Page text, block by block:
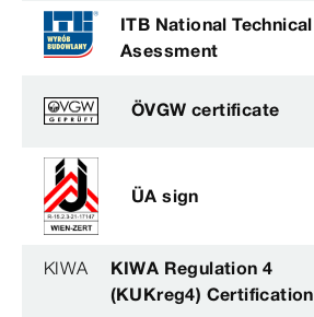
ITB National Technical
Asessment
ÖVGW certificate
ÜA sign
KIWA
KIWA Regulation 4
(KUKreg4) Certification